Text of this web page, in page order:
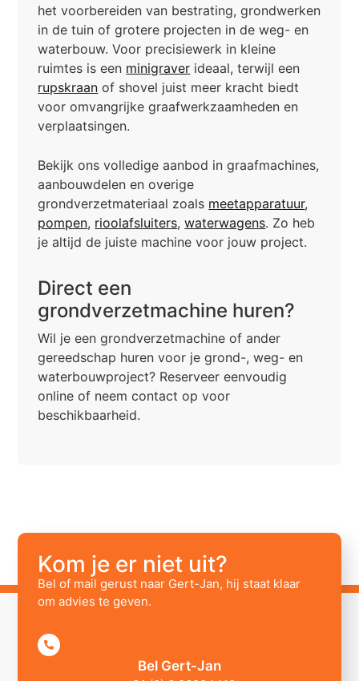
het voorbereiden van bestrating, grondwerken
in de tuin of grotere projecten in de weg- en
waterbouw. Voor precisiewerk in kleine
ruimtes is een minigraver ideaal, terwijl een
rupskraan of shovel juist meer kracht biedt
voor omvangrijke graafwerkzaamheden en
verplaatsingen.
Bekijk ons volledige aanbod in graafmachines,
aanbouwdelen en overige
grondverzetmateriaal zoals meetapparatuur,
pompen, rioolafsluiters,waterwagens. Zo heb
je altijd de juiste machine voor jouw project.
Direct een
grondverzetmachine huren?
Wil je een grondverzetmachine of ander
gereedschap huren voor je grond-, weg- en
waterbouwproject? Reserveer eenvoudig
online of neem contact op voor
beschikbaarheid.
Kom je er niet uit?
Bel of mail gerust naar Gert-Jan, hij staat klaar
om advies te geven.
Bel Gert-Jan